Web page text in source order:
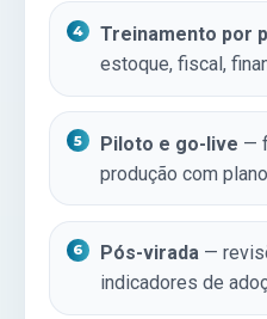
Treinamento por
estoque, fiscal,
Piloto e go-live —
produção com
Pós-virada —
indicadores de